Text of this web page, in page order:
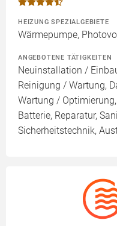
HEIZUNG SPEZIALGEBIETE
Wärmepumpe,
ANGEBOTENE TÄTIGKEITEN
Neuinstallation /
Reinigung / Wartung,
Wartung /
Batterie, Reparatur,
Sicherheitstechnik,